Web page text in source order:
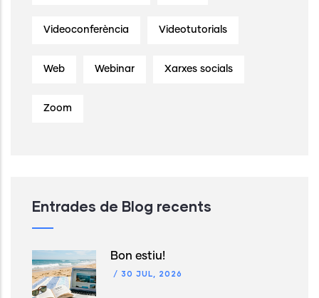
Videoconferència Videotutorials
Web Webinar Xarxes socials
Zoom
Entrades de Blog recents
Bon estiu!
/ 30 JUL, 2026